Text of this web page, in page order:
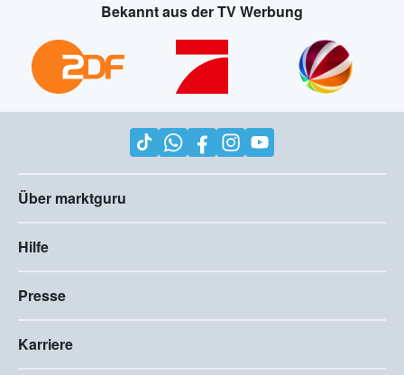
Bekannt aus der TV Werbung
Über marktguru
Hilfe
Presse
Karriere